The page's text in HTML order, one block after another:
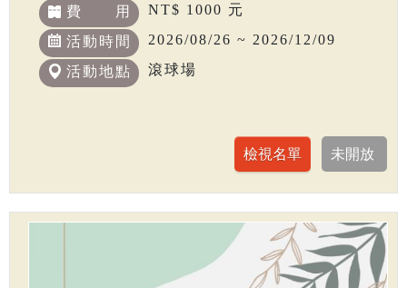
費 用 NT$ 1000 元
活動時間 2026/08/26 ~ 2026/12/09
活動地點 滾球場